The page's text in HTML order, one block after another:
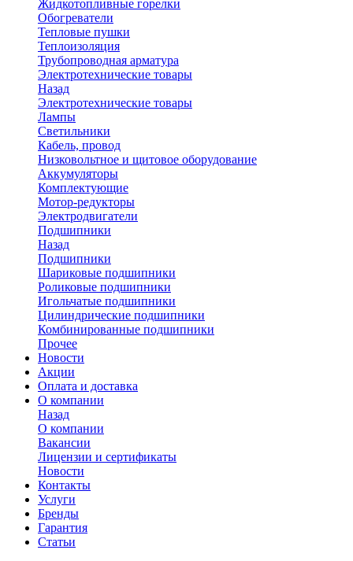
Жидкотопливные горелки
Обогреватели
Тепловые пушки
Теплоизоляция
Трубопроводная арматура
Электротехнические товары
Назад
Электротехнические товары
Лампы
Светильники
Кабель, провод
Низковольтное и щитовое оборудование
Аккумуляторы
Комплектующие
Мотор-редукторы
Электродвигатели
Подшипники
Назад
Подшипники
Шариковые подшипники
Роликовые подшипники
Игольчатые подшипники
Цилиндрические подшипники
Комбинированные подшипники
Прочее
Новости
Акции
Оплата и доставка
О компании
Назад
О компании
Вакансии
Лицензии и сертификаты
Новости
Контакты
Услуги
Бренды
Гарантия
Статьи